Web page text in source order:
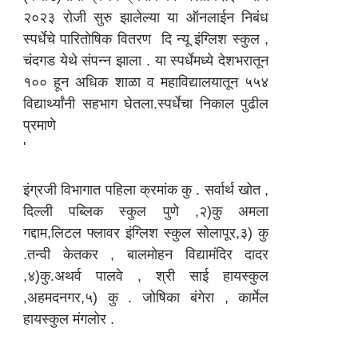
२०२३ रोजी सुरु झालेल्या या ऑनलाईन निबंध
स्पर्धेचे पारितोषिक वितरण दि न्यू इंग्लिश स्कुल ,
चंदगड येथे संपन्न झाला . या स्पर्धेमध्ये देशभरातून
१०० हून अधिक शाळा व महाविद्यालयातून ५५४
विद्यार्थ्यांनी सहभाग घेतला.स्पर्धेचा निकाल पुढील
प्रमाणे
'
इंग्रजी विभागात पहिला क्रमांक कु . सर्वार्थ खोत ,
दिल्ली पब्लिक स्कुल पुणे ,२)कु अमला
गद्दाम,लिटल फ्लावर इंग्लिश स्कुल सोलापूर,३) कु
.तन्वी केतकर , बालमोहन विद्यामंदिर दादर
,४)कु.अथर्व पालवे , श्री साई हायस्कुल
,अहमदनगर,५) कु . जोषिका बंगेरा , कार्मेल
हायस्कुल मंगलोर .